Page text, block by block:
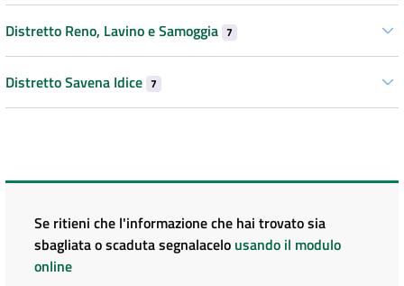
Distretto Reno, Lavino e Samoggia 7
Distretto Savena Idice 7
Se ritieni che l'informazione che hai trovato sia
sbagliata o scaduta segnalacelo usando il modulo
online